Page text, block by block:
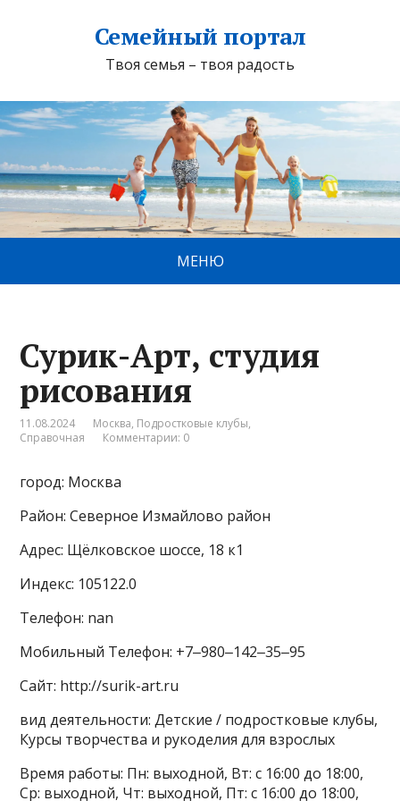
Семейный портал
Твоя семья – твоя радость
МЕНЮ
Сурик-Арт, студия
рисования
11.08.2024 Москва, Подростковые клубы,
Справочная
Комментарии: 0
город: Москва
Район: Северное Измайлово район
Адрес: Щёлковское шоссе, 18 к1
Индекс: 105122.0
Телефон: nan
Мобильный Телефон: +7‒980‒142‒35‒95
Сайт: http://surik-art.ru
вид деятельности: Детские / подростковые клубы,
Курсы творчества и рукоделия для взрослых
Время работы: Пн: выходной, Вт: с 16:00 до 18:00,
Ср: выходной, Чт: выходной, Пт: с 16:00 до 18:00,